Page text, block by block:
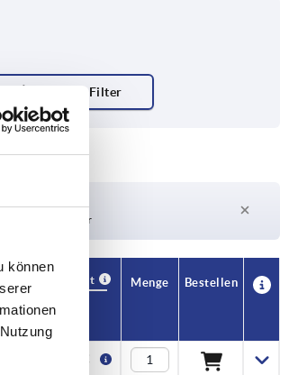
können
nicht auf Lager
Verfügbarkeit
Menge Bestellen
3,75 €